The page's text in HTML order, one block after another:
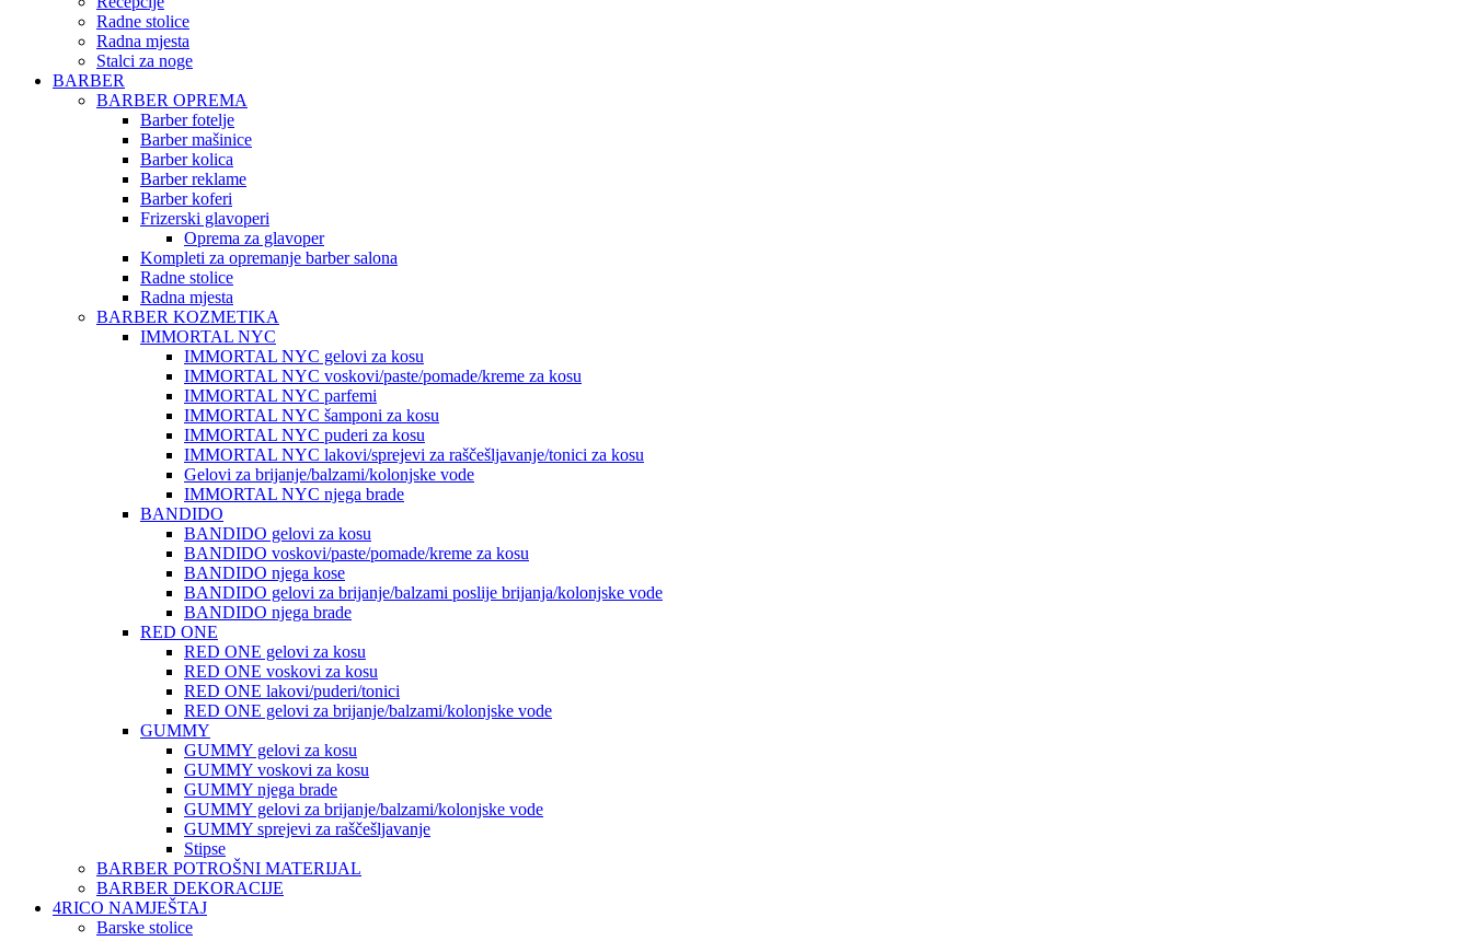
Radne stolice
Radna mjesta
Stalci za noge
BARBER
BARBER OPREMA
Barber fotelje
Barber mašinice
Barber kolica
Barber reklame
Barber koferi
Frizerski glavoperi
Oprema za glavoper
Kompleti za opremanje barber salona
Radne stolice
Radna mjesta
BARBER KOZMETIKA
IMMORTAL NYC
IMMORTAL NYC gelovi za kosu
IMMORTAL NYC voskovi/paste/pomade/kreme za kosu
IMMORTAL NYC parfemi
IMMORTAL NYC šamponi za kosu
IMMORTAL NYC puderi za kosu
IMMORTAL NYC lakovi/sprejevi za raščešljavanje/tonici za kosu
Gelovi za brijanje/balzami/kolonjske vode
IMMORTAL NYC njega brade
BANDIDO
BANDIDO gelovi za kosu
BANDIDO voskovi/paste/pomade/kreme za kosu
BANDIDO njega kose
BANDIDO gelovi za brijanje/balzami poslije brijanja/kolonjske vode
BANDIDO njega brade
RED ONE
RED ONE gelovi za kosu
RED ONE voskovi za kosu
RED ONE lakovi/puderi/tonici
RED ONE gelovi za brijanje/balzami/kolonjske vode
GUMMY
GUMMY gelovi za kosu
GUMMY voskovi za kosu
GUMMY njega brade
GUMMY gelovi za brijanje/balzami/kolonjske vode
GUMMY sprejevi za raščešljavanje
Stipse
BARBER POTROŠNI MATERIJAL
BARBER DEKORACIJE
4RICO NAMJEŠTAJ
Barske stolice